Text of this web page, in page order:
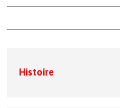
Histoire